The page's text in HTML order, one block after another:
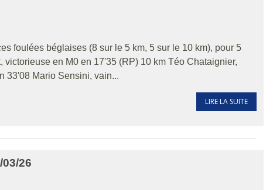
foulées béglaises (8 sur le 5 km, 5 sur le 10 km), pour 5
victorieuse en M0 en 17'35 (RP) 10 km Téo Chataignier,
33'08 Mario Sensini, vain...
LIRE LA SUITE
03/26